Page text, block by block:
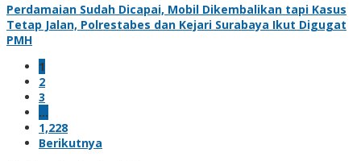
Perdamaian Sudah Dicapai, Mobil Dikembalikan tapi Kasus
Tetap Jalan, Polrestabes dan Kejari Surabaya Ikut Digugat
PMH
1
2
3
…
1,228
Berikutnya